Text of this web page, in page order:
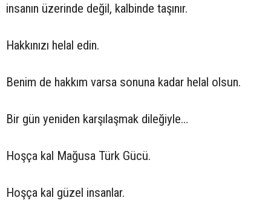
insanın üzerinde değil, kalbinde taşınır.
Hakkınızı helal edin.
Benim de hakkım varsa sonuna kadar helal olsun.
Bir gün yeniden karşılaşmak dileğiyle…
Hoşça kal Mağusa Türk Gücü.
Hoşça kal güzel insanlar.